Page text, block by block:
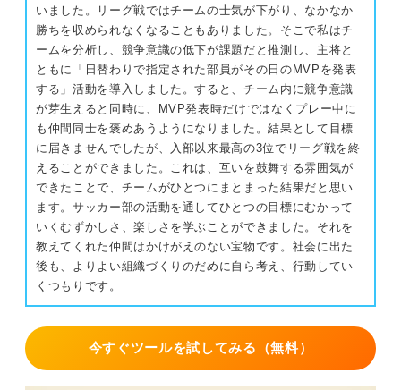
いました。リーグ戦ではチームの士気が下がり、なかなか
勝ちを収められなくなることもありました。そこで私はチ
ームを分析し、競争意識の低下が課題だと推測し、主将と
ともに「日替わりで指定された部員がその日のMVPを発表
する」活動を導入しました。すると、チーム内に競争意識
が芽生えると同時に、MVP発表時だけではなくプレー中に
も仲間同士を褒めあうようになりました。結果として目標
に届きませんでしたが、入部以来最高の3位でリーグ戦を終
えることができました。これは、互いを鼓舞する雰囲気が
できたことで、チームがひとつにまとまった結果だと思い
ます。サッカー部の活動を通してひとつの目標にむかって
いくむずかしさ、楽しさを学ぶことができました。それを
教えてくれた仲間はかけがえのない宝物です。社会に出た
後も、よりよい組織づくりのだめに自ら考え、行動してい
くつもりです。
今すぐツールを試してみる（無料）